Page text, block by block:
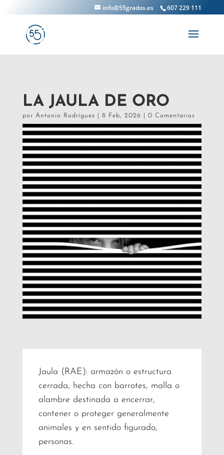
607 229 111
info@55grados.es
LA JAULA DE ORO
por Antonio Rodríguez 8 Feb, 2026 0 Comentarios
Jaula (RAE): armazón o estructura
cerrada, hecha con barrotes, malla o
alambre destinada a encerrar,
contener o proteger generalmente
animales y en sentido figurado,
personas.